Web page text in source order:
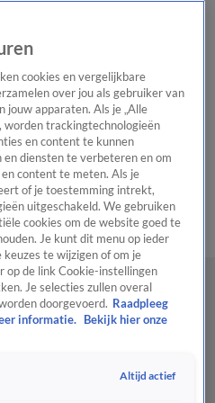
Het beste van Hart
Tip de
Tip de redactiePanelVideo's
cookies en vergelijkbare
over jou als gebruiker van
jouw apparaten. Als je „Alle
worden trackingtechnologieën
en content te kunnen
en diensten te verbeteren en om
content te meten. Als je
of je toestemming intrekt,
uitgeschakeld. We gebruiken
cookies om de website goed te
Je kunt dit menu op ieder
te wijzigen of om je
de link Cookie-instellingen
Je selecties zullen overal
doorgevoerd. Raadpleeg
informatie.
Bekijk hier onze
Altijd actief